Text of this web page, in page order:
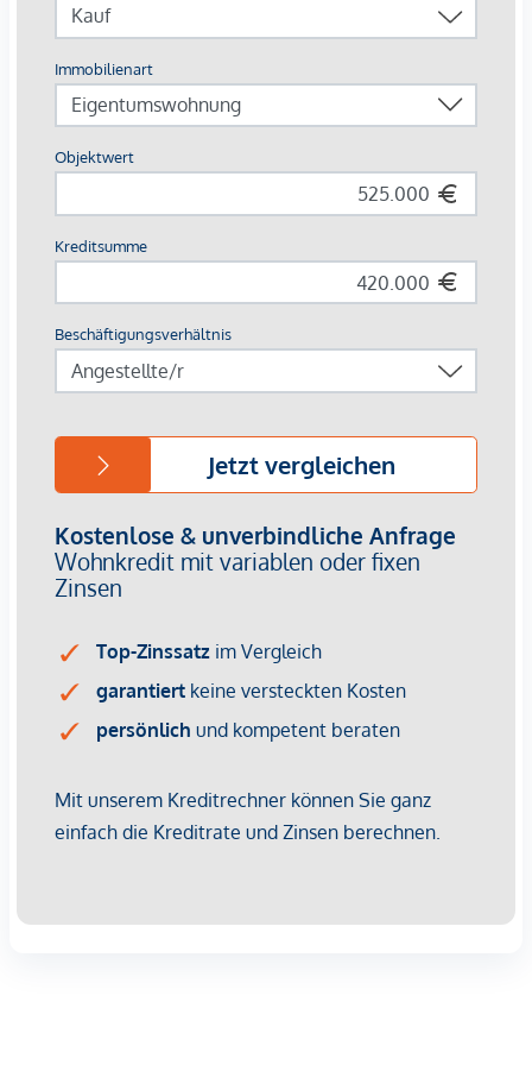
Wohneinheiten mit zum Beispiel fünf Zimmern möglich. Die
gehobene Ausstattung der Wohnungen erfüllt höchste
Ansprüche.
Die Lage an der Brünner Straße 114 vereint die Vorzüge des
Stadtlebens mit dem Genuss zahlreicher umliegender
Erholungsgebiete, wie dem Marchfeldkanal, der Donauinsel
und der alten Donau. Die umliegende Versorgung ist
außergewöhnlich gut und es besteht eine exzellente
öffentliche Verkehrsanbindung - mit welcher das Wiener
Stadtzentrum innerhalb kurzer Zeit erreichbar ist.
DIE WOHNUNG IM DETAIL:
Im Dachgeschoß liegt diese klimatisierte und
Wohnnutzfläche von 69,75 m². Den zentralen Mittelpunkt
der Wohnung bildet die helle Wohnküche, diese hat Zugang
geräumige Schlafzimmer mit eigenem Schrankraum. Das
moderne Bad mit Dusche und Waschmaschinenanschluss
sowie ein getrenntes WC mit Handwaschbecken
angenehm temperiertes Raumklima sorgen - zusätzlich zur
Bauteilaktivierung - die Klimaanlage und die funkgesteuerte,
elektrische Außenbeschattung. Ergänzt wird der
Ein Garagenstellplatz kann, je nach Verfügbarkeit, optional
zugewiesen.